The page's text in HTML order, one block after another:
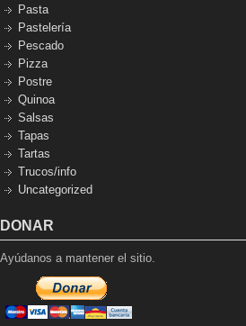
Pasta
Pastelería
Pescado
Pizza
Postre
Quinoa
Salsas
Tapas
Tartas
Trucos/info
Uncategorized
DONAR
Ayúdanos a mantener el sitio.